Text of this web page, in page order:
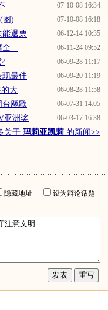
07-10-08 16:34
07-10-08 16:18
图)
06-12-14 10:35
能退票
06-11-24 09:52
...
06-09-28 11:17
06-09-20 11:19
现最佳
06-08-28 11:58
大
06-07-31 14:05
飚歌
06-03-17 16:38
亚洲奖
关于 玛莉亚凯莉 的新闻>>
隐藏地址
设为辩论话题